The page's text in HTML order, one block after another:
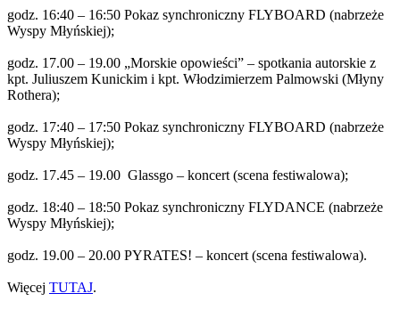
godz. 16:40 – 16:50 Pokaz synchroniczny FLYBOARD (nabrzeże
Wyspy Młyńskiej);
godz. 17.00 – 19.00 „Morskie opowieści” – spotkania autorskie z
kpt. Juliuszem Kunickim i kpt. Włodzimierzem Palmowski (Młyny
Rothera);
godz. 17:40 – 17:50 Pokaz synchroniczny FLYBOARD (nabrzeże
Wyspy Młyńskiej);
godz. 17.45 – 19.00 Glassgo – koncert (scena festiwalowa);
godz. 18:40 – 18:50 Pokaz synchroniczny FLYDANCE (nabrzeże
Wyspy Młyńskiej);
godz. 19.00 – 20.00 PYRATES! – koncert (scena festiwalowa).
Więcej TUTAJ.